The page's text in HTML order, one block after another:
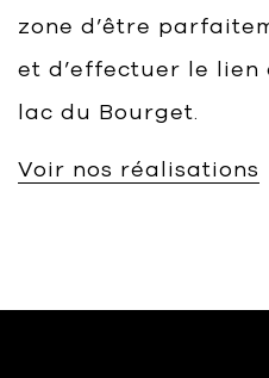
zone d’être
et d’effectuer le
lac du Bourget.
Voir nos réalisations